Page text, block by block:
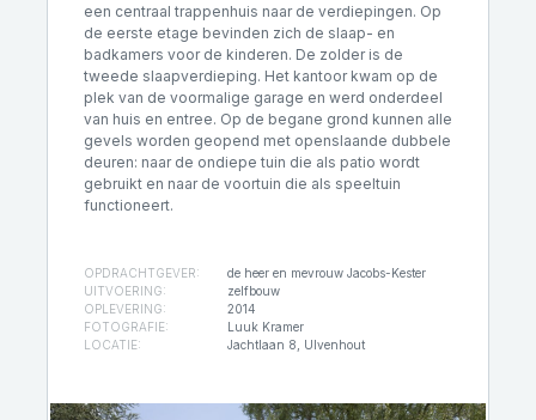
een centraal trappenhuis naar de verdiepingen. Op
de eerste etage bevinden zich de slaap- en
badkamers voor de kinderen. De zolder is de
tweede slaapverdieping. Het kantoor kwam op de
plek van de voormalige garage en werd onderdeel
van huis en entree. Op de begane grond kunnen alle
gevels worden geopend met openslaande dubbele
deuren: naar de ondiepe tuin die als patio wordt
gebruikt en naar de voortuin die als speeltuin
functioneert.
OPDRACHTGEVER:
de heer en mevrouw Jacobs-Kester
UITVOERING:
zelfbouw
OPLEVERING:
2014
FOTOGRAFIE:
Luuk Kramer
LOCATIE:
Jachtlaan 8, Ulvenhout